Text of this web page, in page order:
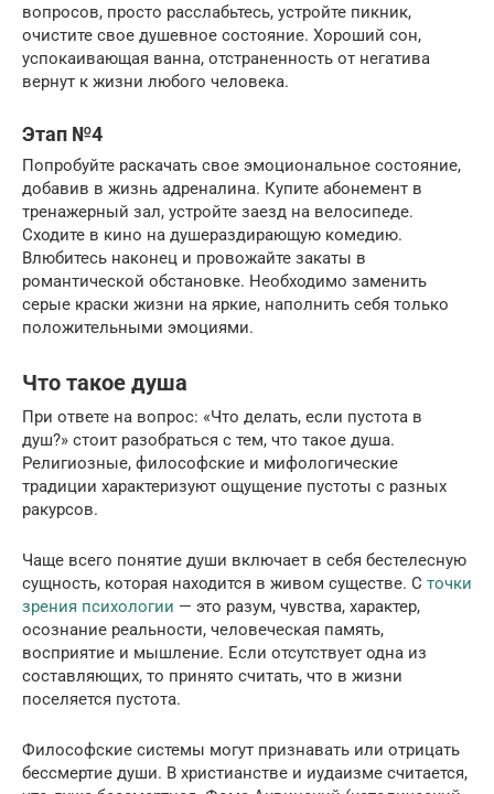
вопросов, просто расслабьтесь, устройте пикник,
очистите свое душевное состояние. Хороший сон,
успокаивающая ванна, отстраненность от негатива
вернут к жизни любого человека.
Этап №4
Попробуйте раскачать свое эмоциональное состояние,
добавив в жизнь адреналина. Купите абонемент в
тренажерный зал, устройте заезд на велосипеде.
Сходите в кино на душераздирающую комедию.
Влюбитесь наконец и провожайте закаты в
романтической обстановке. Необходимо заменить
серые краски жизни на яркие, наполнить себя только
положительными эмоциями.
Что такое душа
При ответе на вопрос: «Что делать, если пустота в
душ?» стоит разобраться с тем, что такое душа.
Религиозные, философские и мифологические
традиции характеризуют ощущение пустоты с разных
ракурсов.
Чаще всего понятие души включает в себя бестелесную
сущность, которая находится в живом существе. С точки
зрения психологии — это разум, чувства, характер,
осознание реальности, человеческая память,
восприятие и мышление. Если отсутствует одна из
составляющих, то принято считать, что в жизни
поселяется пустота.
Философские системы могут признавать или отрицать
бессмертие души. В христианстве и иудаизме считается,